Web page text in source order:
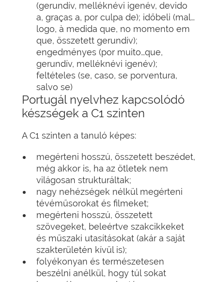
(gerundív, melléknévi igenév, devido
a, graças a, por culpa de); időbeli (mal…
logo, à medida que, no momento em
que, összetett gerundív);
engedményes (por muito…que,
gerundív, melléknévi igenév);
feltételes (se, caso, se porventura,
salvo se)
Portugál nyelvhez kapcsolódó
készségek a C1 szinten
A C1 szinten a tanuló képes:
megérteni hosszú, összetett beszédet,
még akkor is, ha az ötletek nem
világosan strukturáltak;
nagy nehézségek nélkül megérteni
tévéműsorokat és filmeket;
megérteni hosszú, összetett
szövegeket, beleértve szakcikkeket
és műszaki utasításokat (akár a saját
szakterületén kívül is);
folyékonyan és természetesen
beszélni anélkül, hogy túl sokat